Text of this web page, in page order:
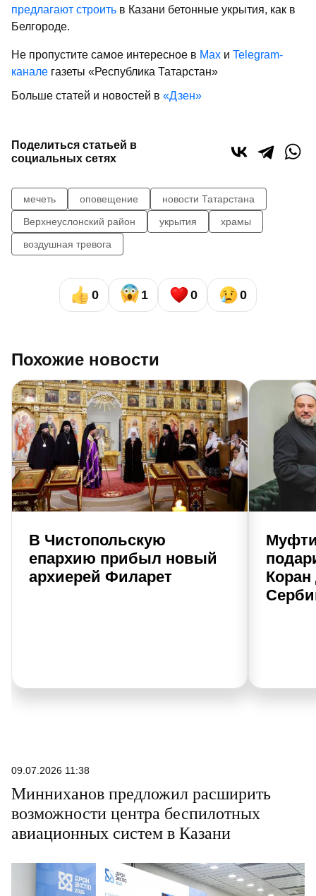
предлагают строить в Казани бетонные укрытия, как в
Белгороде.
Не пропустите самое интересное в Max и Telegram-
канале газеты «Республика Татарстан»
Больше статей и новостей в «Дзен»
Поделиться статьей в
социальных сетях
мечеть оповещение
новости Татарстана
Верхнеуслонский район
укрытия
храмы
воздушная тревога
0 1 0 0
Похожие новости
В Чистопольскую
епархию прибыл новый
архиерей Филарет
Коран
09.07.2026 11:38
Минниханов предложил расширить
возможности центра беспилотных
авиационных систем в Казани